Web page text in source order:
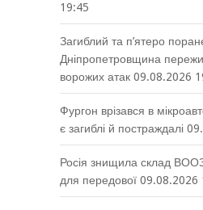
19:45
Загиблий та п’ятеро
Дніпропетровщина
ворожих атак 09.08.2026
Фургон врізався в
є загиблі й постраждалі
Росія знищила склад ВООЗ
для передової 09.08.2026